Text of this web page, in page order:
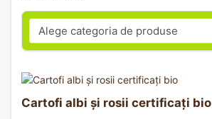
Cartofi albi și rosii certificați bio